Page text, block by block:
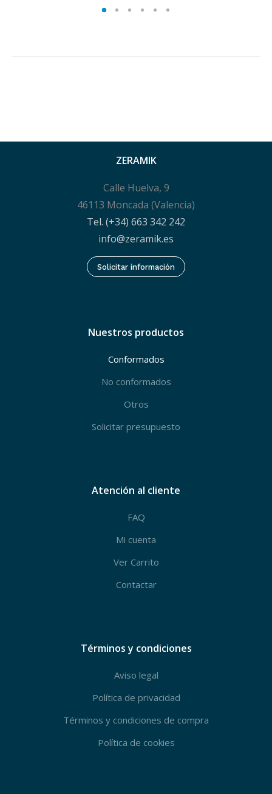
ZERAMIK
Calle Huelva, 9
46113 Moncada (Valencia)
Tel. (+34) 663 342 242
info@zeramik.es
Solicitar información
Nuestros productos
Conformados
No conformados
Otros
Solicitar presupuesto
Atención al cliente
FAQ
Mi cuenta
Ver Carrito
Contactar
Términos y condiciones
Aviso legal
Política de privacidad
Términos y condiciones de compra
Política de cookies